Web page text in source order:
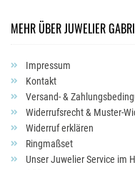
MEHR ÜBER JUWELIER
Impressum
Kontakt
Versand- &
Widerrufsrecht & Muster-
Widerruf erklären
Ringmaßset
Unser Juwelier Service im